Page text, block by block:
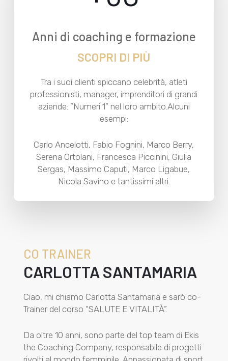
Anni di coaching e formazione
SCOPRI DI PIÙ
Tra i suoi clienti spiccano celebrità, atleti
professionisti, manager, imprenditori di grandi
aziende: ”Numeri 1” nel loro ambito.Alcuni
esempi:
Carlo Ancelotti, Fabio Fognini, Marco Berry,
Serena Ortolani, Francesca Piccinini, Giulia
Sergas, Massimo Caputi, Marco Ligabue,
Nicola Savino e tantissimi altri.​
CO TRAINER
CARLOTTA SANTAMARIA
Ciao, mi chiamo Carlotta Santamaria e sarò co-
Trainer del corso “SALUTE E VITALITÀ”.
Da oltre 10 anni, sono parte del top team di Ekis
the Coaching Company, responsabile di progetti